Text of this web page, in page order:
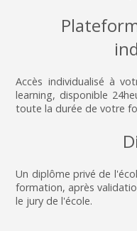
Accès individualisé à
learning, disponible
toute la durée de votre
Un diplôme privé de
formation, après
le jury de l'école.